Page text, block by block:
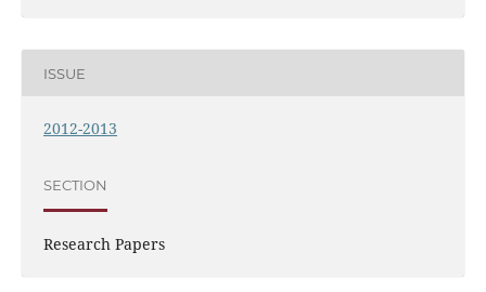
ISSUE
2012-2013
SECTION
Research Papers